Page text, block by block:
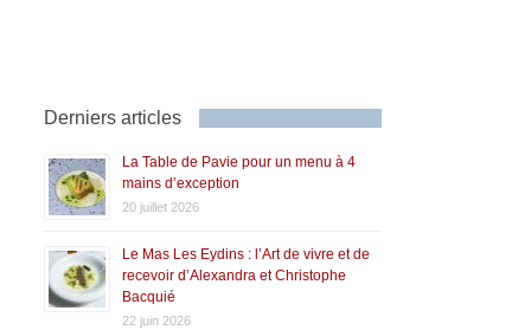
Derniers articles
La Table de Pavie pour un menu à 4
mains d’exception
20 juillet 2026
Le Mas Les Eydins : l’Art de vivre et de
recevoir d’Alexandra et Christophe
Bacquié
22 juin 2026